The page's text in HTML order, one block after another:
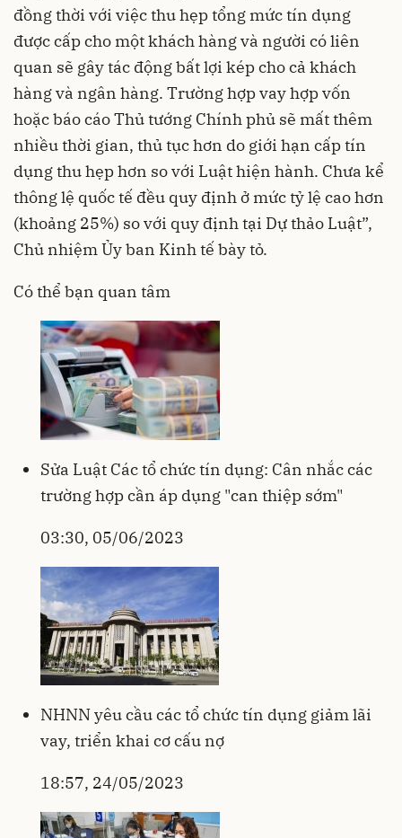
đồng thời với việc thu hẹp tổng mức tín dụng
được cấp cho một khách hàng và người có liên
quan sẽ gây tác động bất lợi kép cho cả khách
hàng và ngân hàng. Trường hợp vay hợp vốn
hoặc báo cáo Thủ tướng Chính phủ sẽ mất thêm
nhiều thời gian, thủ tục hơn do giới hạn cấp tín
dụng thu hẹp hơn so với Luật hiện hành. Chưa kể
thông lệ quốc tế đều quy định ở mức tỷ lệ cao hơn
(khoảng 25%) so với quy định tại Dự thảo Luật”,
Chủ nhiệm Ủy ban Kinh tế bày tỏ.
Có thể bạn quan tâm
Sửa Luật Các tổ chức tín dụng: Cân nhắc các
trường hợp cần áp dụng "can thiệp sớm"
03:30, 05/06/2023
NHNN yêu cầu các tổ chức tín dụng giảm lãi
vay, triển khai cơ cấu nợ
18:57, 24/05/2023